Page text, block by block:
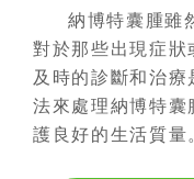
納博特囊腫雖
對於那些出現症狀
及時的診斷和治
法來處理納博特囊
護良好的生活質量